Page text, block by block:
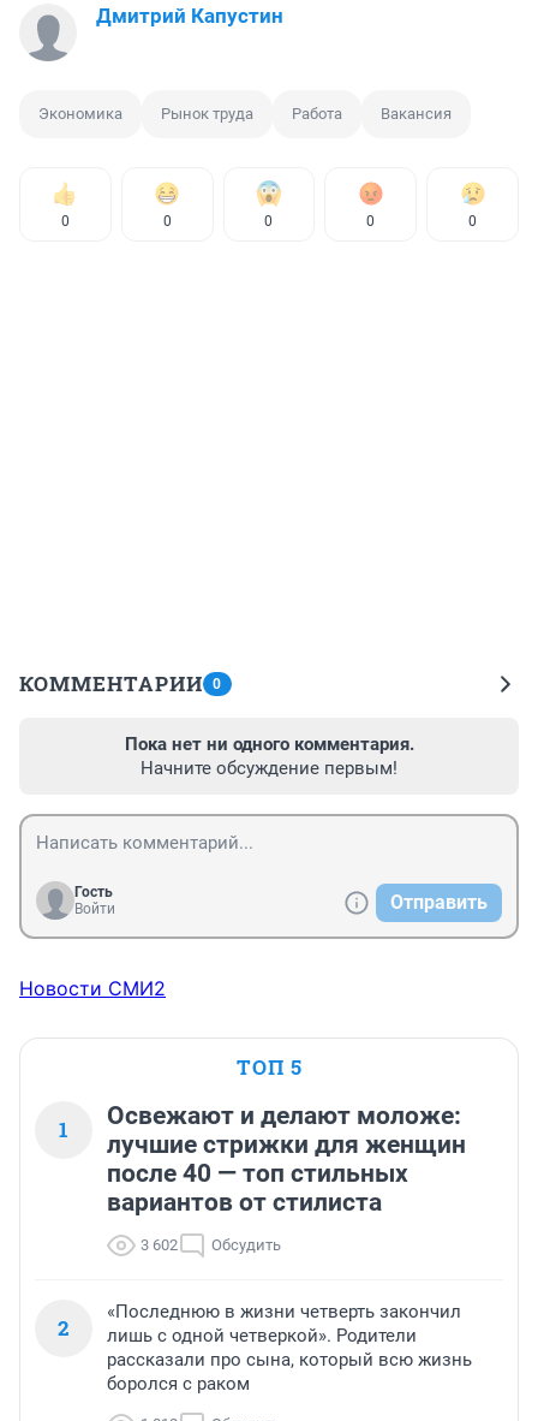
Дмитрий Капустин
Экономика Рынок труда Работа Вакансия
0 0 0 0 0
КОММЕНТАРИИ 0
Пока нет ни одного комментария.
Начните обсуждение первым!
Гость
Войти
Отправить
Новости СМИ2
ТОП 5
1
Освежают и делают моложе:
лучшие стрижки для женщин
после 40 — топ стильных
вариантов от стилиста
3 602 Обсудить
2
«Последнюю в жизни четверть закончил
лишь с одной четверкой». Родители
рассказали про сына, который всю жизнь
боролся с раком